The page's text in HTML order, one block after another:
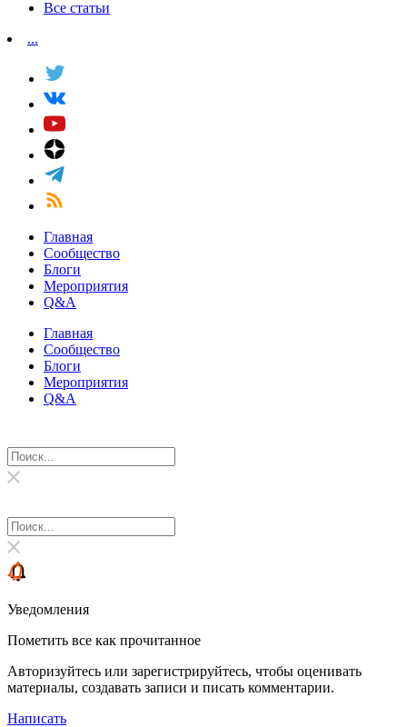
Все статьи
...
Главная
Сообщество
Блоги
Мероприятия
Q&A
Главная
Сообщество
Блоги
Мероприятия
Q&A
Уведомления
Пометить все как прочитанное
Авторизуйтесь или зарегистрируйтесь, чтобы оценивать
материалы, создавать записи и писать комментарии.
Написать